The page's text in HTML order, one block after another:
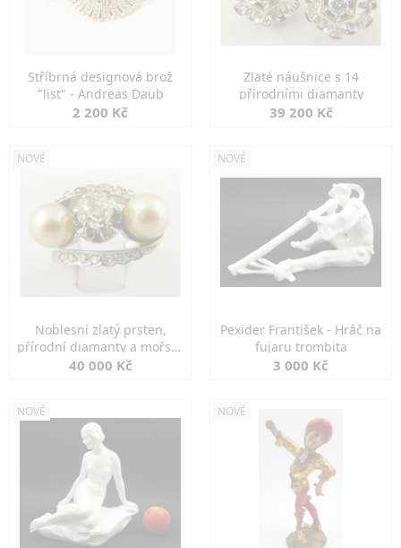
Stříbrná designová brož
"list" - Andreas Daub
2 200 Kč
Zlaté náušnice s 14
přírodními diamanty
39 200 Kč
NOVÉ
Noblesní zlatý prsten,
přírodní diamanty a mořské
perly
40 000 Kč
NOVÉ
Pexider František - Hráč na
fujaru trombita
3 000 Kč
NOVÉ NOVÉ